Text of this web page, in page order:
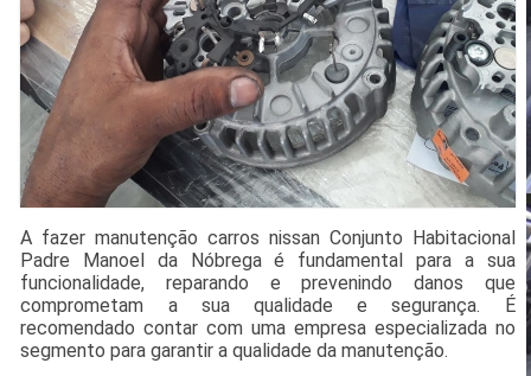
A fazer manutenção carros nissan Conjunto Habitacional
Padre Manoel da Nóbrega é fundamental para a sua
funcionalidade, reparando e prevenindo danos que
comprometam a sua qualidade e segurança. É
recomendado contar com uma empresa especializada no
segmento para garantir a qualidade da manutenção.